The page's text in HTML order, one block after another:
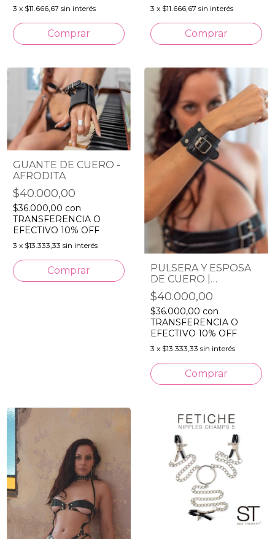
3 x $11.666,67 sin interés 3 x $11.666,67 sin interés
GUANTE DE CUERO -
AFRODITA
$40.000,00
$36.000,00 con
TRANSFERENCIA O
EFECTIVO 10% OFF
3 x $13.333,33 sin interés
PULSERA Y ESPOSA
DE CUERO |
PROMETEO
$40.000,00
$36.000,00 con
TRANSFERENCIA O
EFECTIVO 10% OFF
3 x $13.333,33 sin interés